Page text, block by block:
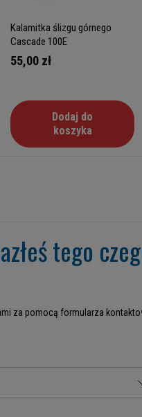
Kalamitka ślizgu górnego
Cascade 100E
55,00 zł
Dodaj do
koszyka
tego
za pomocą formularza